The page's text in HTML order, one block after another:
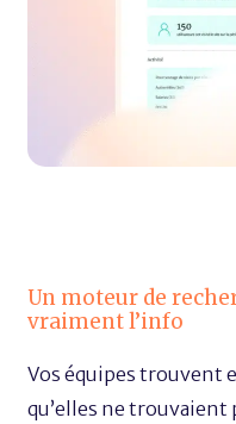
Un moteur de
vraiment l’info
Vos équipes trouvent
qu’elles ne trouvaient